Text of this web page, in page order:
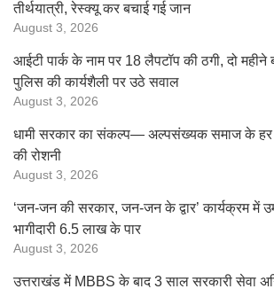
तीर्थयात्री, रेस्क्यू कर बचाई गई जान
August 3, 2026
आईटी पार्क के नाम पर 18 लैपटॉप की ठगी, दो महीने
पुलिस की कार्यशैली पर उठे सवाल
August 3, 2026
धामी सरकार का संकल्प— अल्पसंख्यक समाज के हर
की रोशनी
August 3, 2026
‘जन-जन की सरकार, जन-जन के द्वार’ कार्यक्रम में
भागीदारी 6.5 लाख के पार
August 3, 2026
उत्तराखंड में MBBS के बाद 3 साल सरकारी सेवा